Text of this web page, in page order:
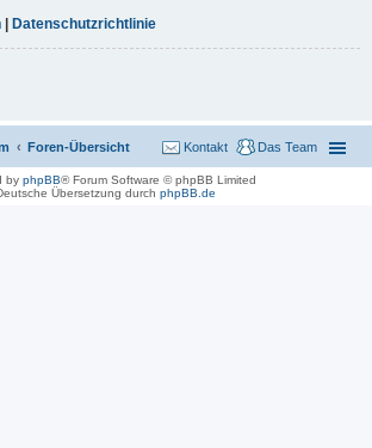
| Datenschutzrichtlinie
Foren-Übersicht Das Team
Kontakt
by phpBB® Forum Software © phpBB Limited
Übersetzung durch phpBB.de